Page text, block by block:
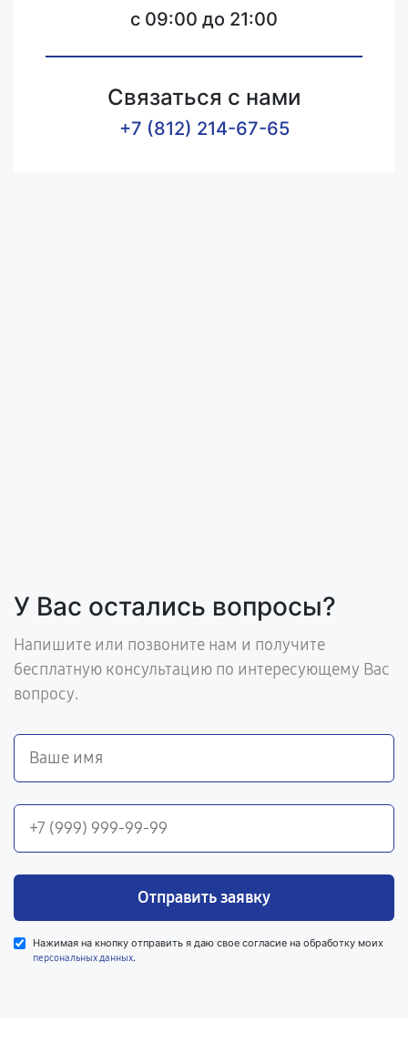
c 09:00 до 21:00
Связаться с нами
+7 (812) 214-67-65
У Вас остались вопросы?
Напишите или позвоните нам и получите
бесплатную консультацию по интересующему Вас
вопросу.
Отправить заявку
Нажимая на кнопку отправить я даю свое согласие на обработку моих
персональных данных.